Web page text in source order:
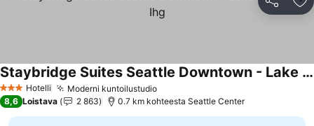
Jaa
3 Tähtiluokitus
Hotelli Moderni kuntoilustudio
Staybridge Suites Seattle Downtown - Lake Union By Ihg
8,6 Loistava 2 863 0.7 km kohteesta Seattle Center